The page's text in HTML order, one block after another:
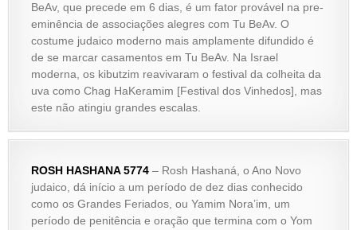
BeAv, que precede em 6 dias, é um fator provável na pre-
eminência de associações alegres com Tu BeAv. O
costume judaico moderno mais amplamente difundido é
de se marcar casamentos em Tu BeAv. Na Israel
moderna, os kibutzim reavivaram o festival da colheita da
uva como Chag HaKeramim [Festival dos Vinhedos], mas
este não atingiu grandes escalas.
ROSH HASHANA 5774 – Rosh Hashaná, o Ano Novo
judaico, dá início a um período de dez dias conhecido
como os Grandes Feriados, ou Yamim Nora’im, um
período de penitência e oração que termina com o Yom